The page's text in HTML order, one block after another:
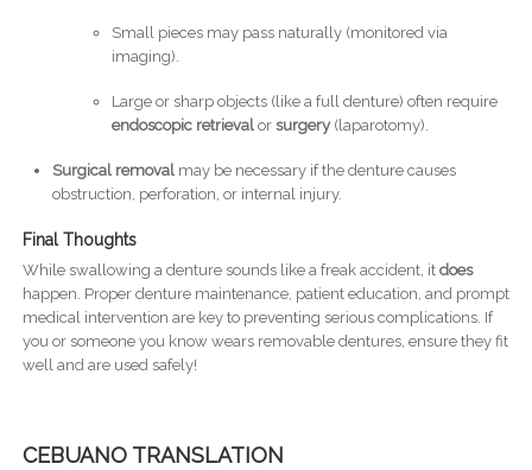
Small pieces may pass naturally (monitored via
imaging).
Large or sharp objects (like a full denture) often require
endoscopic retrievalor surgery(laparotomy).
Surgical removalmay be necessary if the denture causes
obstruction, perforation, or internal injury.
Final Thoughts
While swallowing a denture sounds like a freak accident, it does
happen. Proper denture maintenance, patient education, and prompt
medical intervention are key to preventing serious complications. If
you or someone you know wears removable dentures, ensure they fit
well and are used safely!
CEBUANO TRANSLATION